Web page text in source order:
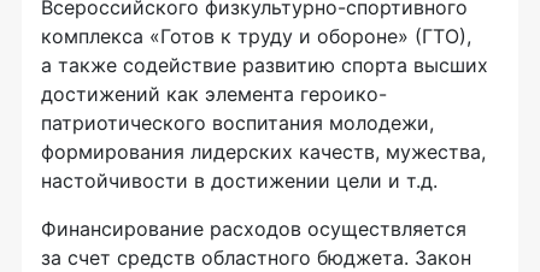
Всероссийского физкультурно-спортивного
комплекса «Готов к труду и обороне» (ГТО),
а также содействие развитию спорта высших
достижений как элемента героико-
патриотического воспитания молодежи,
формирования лидерских качеств, мужества,
настойчивости в достижении цели и т.д.
Финансирование расходов осуществляется
за счет средств областного бюджета. Закон